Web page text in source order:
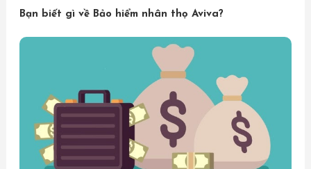
Bạn biết gì về Bảo hiểm nhân thọ Aviva?